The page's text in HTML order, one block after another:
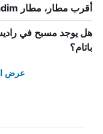
أقرب مطار، مطار Hang Nadim؟
هل يوجد مسبح في
باتام؟
عرض